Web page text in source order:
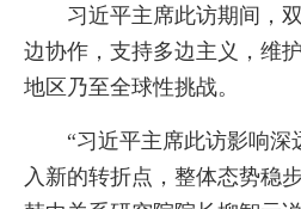
习近平主席此访期间，
边协作，支持多边主义，维
地区乃至全球性挑战。
“习近平主席此访影响
入新的转折点，整体态势稳